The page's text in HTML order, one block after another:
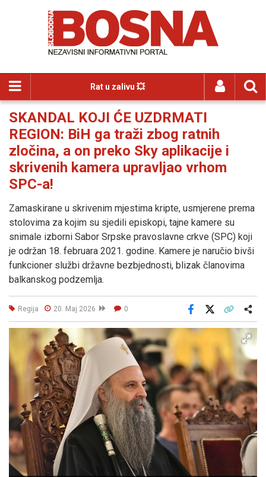
Rat u zalivu 💥
SKANDAL KOJI ĆE UZDRMATI
REGION: BiH ga traži zbog ratnih
zločina, a on preko Sky aplikacije i
skrivenih kamera upravljao vrhom
SPC-a!
Zamaskirane u skrivenim mjestima kripte, usmjerene prema
stolovima za kojim su sjedili episkopi, tajne kamere su
snimale izborni Sabor Srpske pravoslavne crkve (SPC) koji
je održan 18. februara 2021. godine. Kamere je naručio bivši
funkcioner službi državne bezbjednosti, blizak članovima
balkanskog podzemlja.
Regija 20. Maj 2026 0
Facebook